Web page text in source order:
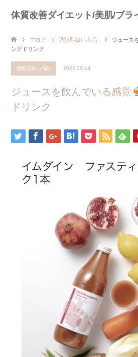
体質改善ダイエット/美肌/ブ
ブログ 通販取扱い商品 ジュース
ングドリンク
通販取扱い商品 2022.06.18
ジュースを飲んでいる感覚
ドリンク